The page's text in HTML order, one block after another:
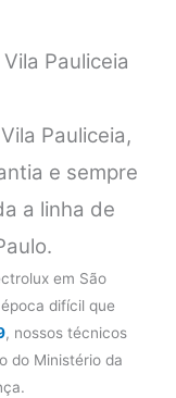
Pauliceia
Pauliceia,
e sempre
a linha de
em São
difícil que
, nossos técnicos
do Ministério da